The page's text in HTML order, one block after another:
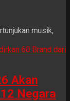
musik,
Akan
Negara